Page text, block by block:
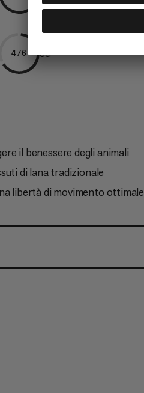
4/6 Sci
il benessere degli animali
di lana tradizionale
libertà di movimento ottimale